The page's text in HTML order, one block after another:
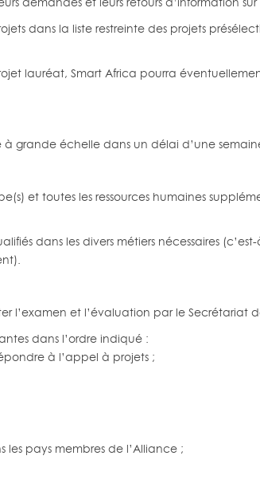
dans la liste restreinte des projets
lauréat, Smart Africa pourra
à grande échelle dans un délai d’une
et toutes les ressources humaines
dans les divers métiers nécessaires
l’examen et l’évaluation par le Secrétariat
dans l’ordre indiqué :
à l’appel à projets ;
pays membres de l’Alliance ;